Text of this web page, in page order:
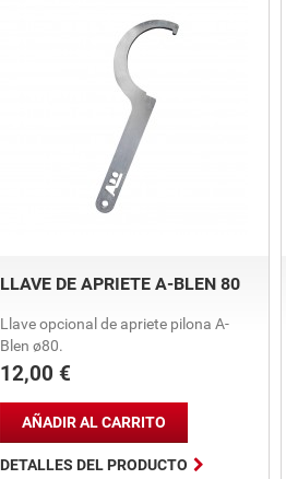
LLAVE DE APRIETE A-BLEN 80
Llave opcional de apriete pilona A-
Blen ø80.
Precio
12,00 €

AÑADIR AL CARRITO
DETALLES DEL PRODUCTO